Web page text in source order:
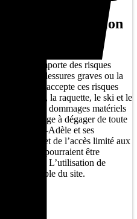
et acceptation
comporte des risques
des blessures graves ou la
et accepte ces risques
la course, la raquette, le ski et le
des dommages matériels
et s’engage à dégager de toute
Air Sainte-Adèle et ses
et de l’accès limité aux
pourraient être
le 911. L’utilisation de
l’ensemble du site.